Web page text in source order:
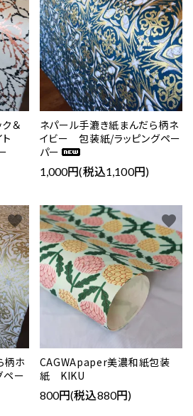
＆
ト
ネパール手漉き紙まんだら柄ネ
イビー 包装紙/ラッピングペー
パー
1,000円(税込1,100円)
柄ホ
ペー
favorite
CAGWApaper美濃和紙包装
紙 KIKU
800円(税込880円)
favorite